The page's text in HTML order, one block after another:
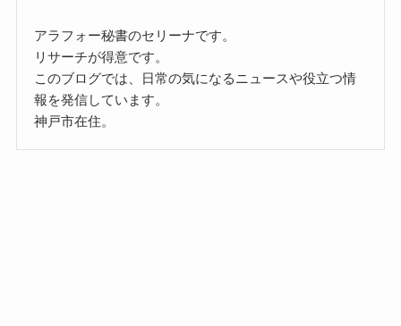
アラフォー秘書のセリーナです。
リサーチが得意です。
このブログでは、日常の気になるニュースや役立つ情
報を発信しています。
神戸市在住。